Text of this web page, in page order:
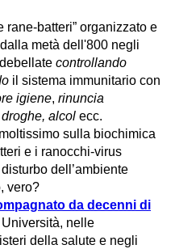
rane-batteri” organizzato e
metà dell'800 negli
controllando
il sistema immunitario con
igiene, rinuncia
alcol ecc.
sulla biochimica
e i ranocchi-virus
dell’ambiente
vero?
da decenni di
nelle
della salute e negli